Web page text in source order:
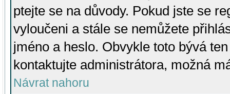
ptejte se na důvody. Pokud jste se
vyloučeni a stále se nemůžete
jméno a heslo. Obvykle toto bývá
kontaktujte administrátora, možná
Návrat nahoru